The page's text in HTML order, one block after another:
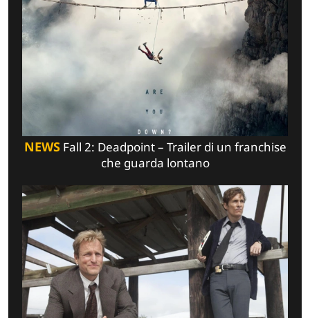
NEWSFall 2: Deadpoint – Trailer di un franchise
che guarda lontano